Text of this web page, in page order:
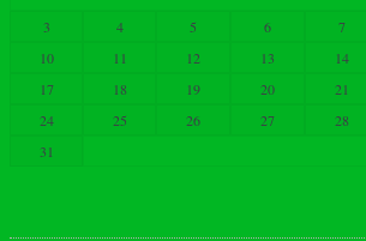
3
4 5 6 7
10
11 12 13 14
17
18 19 20 21
24
25 26 27 28
31